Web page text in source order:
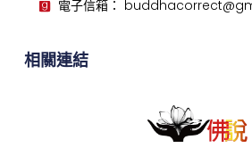
電子信箱：
相關連結